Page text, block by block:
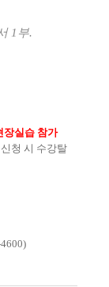
1 부.
장실습 참가
청 시 수강탈
4600)